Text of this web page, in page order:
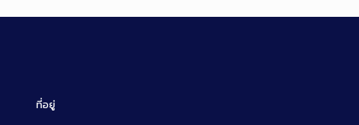
ที่อยู่